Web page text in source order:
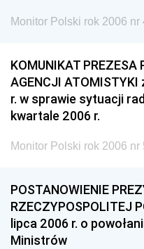
Monitor Polski rok 2006 nr
KOMUNIKAT PREZESA
AGENCJI
r. w sprawie sytuacji
kwartale 2006 r.
Monitor Polski rok 2006 nr
POSTANOWIENIE
RZECZYPOSPOLITEJ
lipca 2006 r. o
Ministrów